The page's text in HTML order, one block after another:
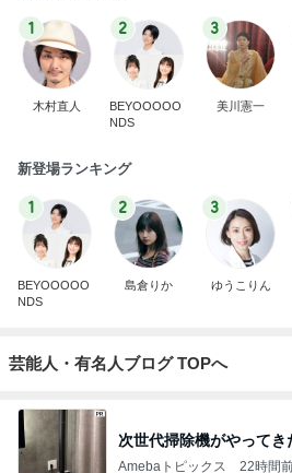
1
木村直人
2
BEYOOOOO
NDS
3
美川憲一
新登場ランキング
1
BEYOOOOO
NDS
2
島倉りか
3
ゆうこりん
芸能人・有名人ブログ TOPへ
次世代掃除機がやってき
Amebaトピックス 22時間